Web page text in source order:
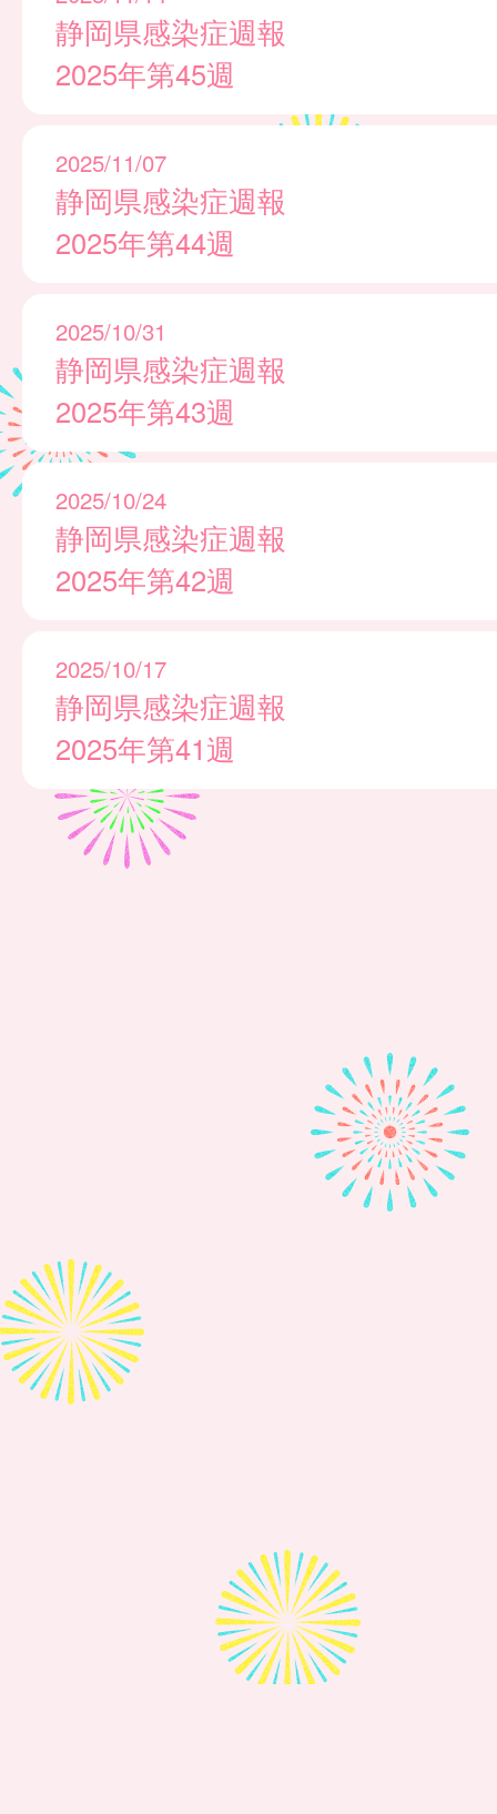
静岡県感染症週報
2025年第45週
2025/11/07
静岡県感染症週報
2025年第44週
2025/10/31
静岡県感染症週報
2025年第43週
2025/10/24
静岡県感染症週報
2025年第42週
2025/10/17
静岡県感染症週報
2025年第41週